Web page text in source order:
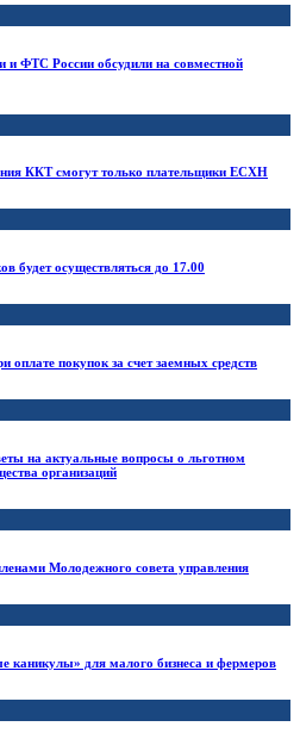
и ФТС России обсудили на совместной
ККТ смогут только плательщики ЕСХН
будет осуществляться до 17.00
покупок за счет заемных средств
на актуальные вопросы о льготном
организаций
Молодежного совета управления
каникулы» для малого бизнеса и фермеров